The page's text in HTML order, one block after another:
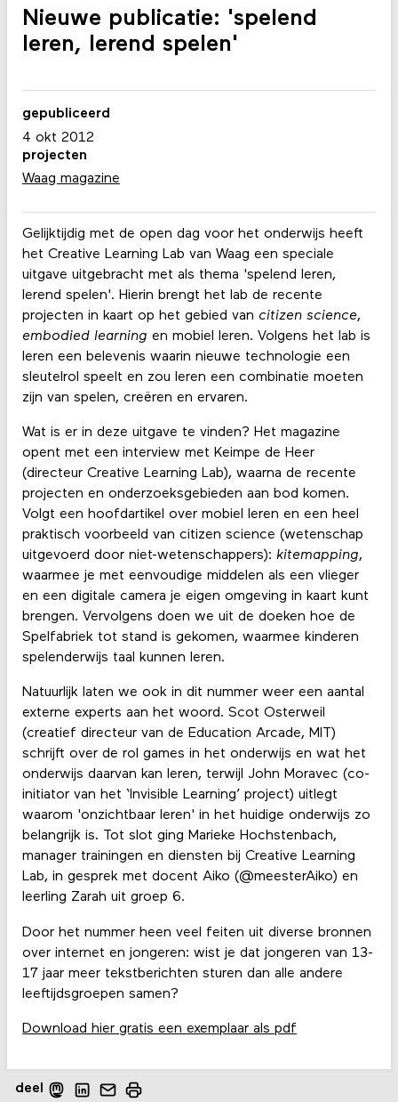
Nieuwe publicatie: 'spelend
leren, lerend spelen'
Gelijktijdig met de open dag voor het onderwijs heeft
het Creative Learning Lab van Waag een speciale
uitgave uitgebracht met als thema 'spelend leren,
lerend spelen'. Hierin brengt het lab de recente
projecten in kaart op het gebied van citizen science,
embodied learning en mobiel leren. Volgens het lab is
leren een belevenis waarin nieuwe technologie een
sleutelrol speelt en zou leren een combinatie moeten
zijn van spelen, creëren en ervaren.
Wat is er in deze uitgave te vinden? Het magazine
opent met een interview met Keimpe de Heer
(directeur Creative Learning Lab), waarna de recente
projecten en onderzoeksgebieden aan bod komen.
Volgt een hoofdartikel over mobiel leren en een heel
praktisch voorbeeld van citizen science (wetenschap
uitgevoerd door niet-wetenschappers): kitemapping,
waarmee je met eenvoudige middelen als een vlieger
en een digitale camera je eigen omgeving in kaart kunt
brengen. Vervolgens doen we uit de doeken hoe de
Spelfabriek tot stand is gekomen, waarmee kinderen
spelenderwijs taal kunnen leren.
Natuurlijk laten we ook in dit nummer weer een aantal
externe experts aan het woord. Scot Osterweil
(creatief directeur van de Education Arcade, MIT)
schrijft over de rol games in het onderwijs en wat het
onderwijs daarvan kan leren, terwijl John Moravec (co-
initiator van het ‘Invisible Learning’ project) uitlegt
waarom 'onzichtbaar leren' in het huidige onderwijs zo
belangrijk is. Tot slot ging Marieke Hochstenbach,
manager trainingen en diensten bij Creative Learning
Lab, in gesprek met docent Aiko (@meesterAiko) en
leerling Zarah uit groep 6.
Door het nummer heen veel feiten uit diverse bronnen
over internet en jongeren: wist je dat jongeren van 13-
17 jaar meer tekstberichten sturen dan alle andere
leeftijdsgroepen samen?
Download hier gratis een exemplaar als pdf
gepubliceerd
4 okt 2012
projecten
Waag magazine
deel